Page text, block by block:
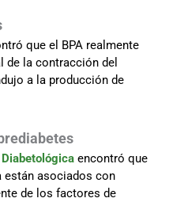
que el BPA realmente
de la contracción del
a la producción de
encontró que
están asociados con
de los factores de